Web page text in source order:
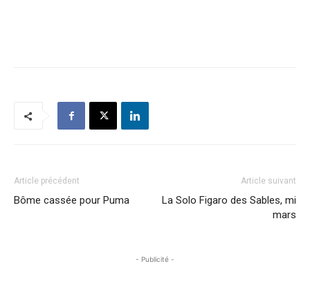
Article précédent
Bôme cassée pour Puma
Article suivant
La Solo Figaro des Sables, mi
mars
- Publicité -